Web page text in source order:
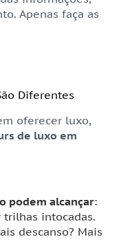
Apenas faça as
Diferentes
oferecer luxo,
de luxo em
podem alcançar:
intocadas.
descanso? Mais